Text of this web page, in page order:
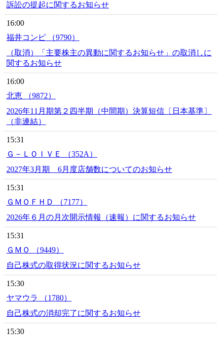
訴訟の提起に関するお知らせ
16:00
福井コンピ （9790）
（取消）「主要株主の異動に関するお知らせ」の取消しに
関するお知らせ
16:00
北恵 （9872）
2026年11月期第２四半期（中間期）決算短信〔日本基準〕
（非連結）
15:31
Ｇ－ＬＯＩＶＥ （352A）
2027年3月期 6月度店舗数についてのお知らせ
15:31
ＧＭＯＦＨＤ （7177）
2026年６月の月次開示情報（速報）に関するお知らせ
15:31
ＧＭＯ （9449）
自己株式の取得状況に関するお知らせ
15:30
ヤマウラ （1780）
自己株式の消却完了に関するお知らせ
15:30